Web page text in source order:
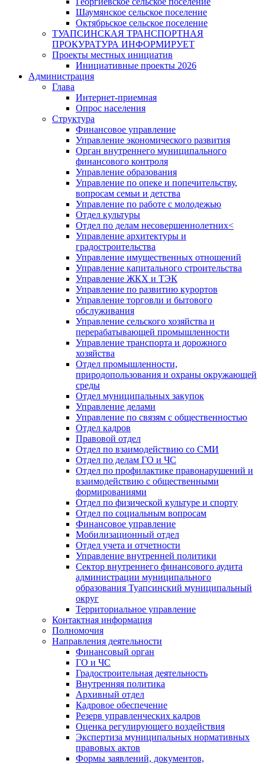
Шаумянское сельское поселение
Октябрьское сельское поселение
ТУАПСИНСКАЯ ТРАНСПОРТНАЯ
ПРОКУРАТУРА ИНФОРМИРУЕТ
Проекты местных инициатив
Инициативные проекты 2026
Администрация
Глава
Интернет-приемная
Опрос населения
Структура
Финансовое управление
Управление экономического развития
Орган внутреннего муниципального
финансового контроля
Управление образования
Управление по опеке и попечительству,
вопросам семьи и детства
Управление по работе с молодежью
Отдел культуры
Отдел по делам несовершеннолетних<
Управление архитектуры и
градостроительства
Управление имущественных отношений
Управление капитального строительства
Управление ЖКХ и ТЭК
Управление по развитию курортов
Управление торговли и бытового
обслуживания
Управление сельского хозяйства и
перерабатывающей промышленности
Управление транспорта и дорожного
хозяйства
Отдел промышленности,
природопользования и охраны окружающей
среды
Отдел муниципальных закупок
Управление делами
Управление по связям с общественностью
Отдел кадров
Правовой отдел
Отдел по взаимодействию со СМИ
Отдел по делам ГО и ЧС
Отдел по профилактике правонарушений и
взаимодействию с общественными
формированиями
Отдел по физической культуре и спорту
Отдел по социальным вопросам
Финансовое управление
Мобилизационный отдел
Отдел учета и отчетности
Управление внутренней политики
Сектор внутреннего финансового аудита
администрации муниципального
образования Туапсинский муниципальный
округ
Территориальное управление
Контактная информация
Полномочия
Направления деятельности
Финансовый орган
ГО и ЧС
Градостроительная деятельность
Внутренняя политика
Архивный отдел
Кадровое обеспечение
Резерв управленческих кадров
Оценка регулирующего воздействия
Экспертиза муниципальных нормативных
правовых актов
Формы заявлений, документов,